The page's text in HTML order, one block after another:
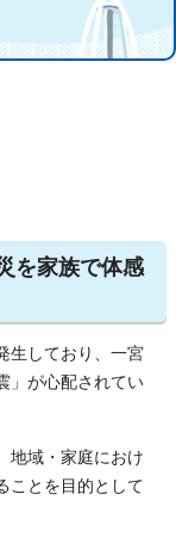
を家族で体感
生しており、一宮
」が心配されてい
地域・家庭におけ
ことを目的として